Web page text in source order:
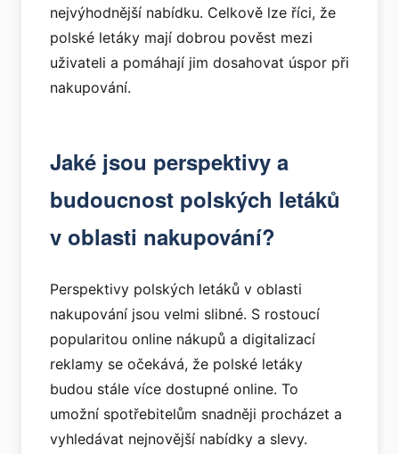
nejvýhodnější nabídku. Celkově lze říci, že
polské letáky mají dobrou pověst mezi
uživateli a pomáhají jim dosahovat úspor při
nakupování.
Jaké jsou perspektivy a
budoucnost polských letáků
v oblasti nakupování?
Perspektivy polských letáků v oblasti
nakupování jsou velmi slibné. S rostoucí
popularitou online nákupů a digitalizací
reklamy se očekává, že polské letáky
budou stále více dostupné online. To
umožní spotřebitelům snadněji procházet a
vyhledávat nejnovější nabídky a slevy.